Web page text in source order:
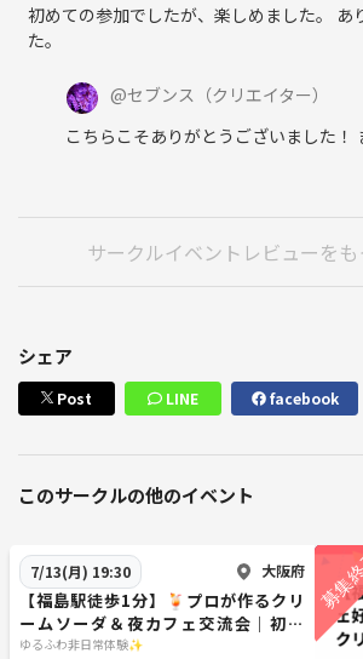
初めての参加でしたが、楽しめました。 あ
た。
@セブンス （クリエイター）
こちらこそありがとうございました！
サークルイベントレビューを
シェア
Post LINE facebook
このサークルの他のイベント
7/13(月) 19:30 大阪府
【福島駅徒歩1分】🍹プロが作るクリ
ームソーダ＆夜カフェ交流会｜初参
加・一人参加歓迎！
ゆるふわ非日常体験✨